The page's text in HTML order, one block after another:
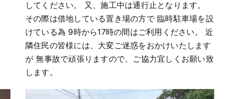
してください。 又、施工中は通行止となります。
その際は借地している置き場の方で 臨時駐車場を設
けている為 9時から17時の間はご利用ください。 近
隣住民の皆様には、大変ご迷惑をおかけいたします
が 無事故で頑張りますので、ご協力宜しくお願い致
します。